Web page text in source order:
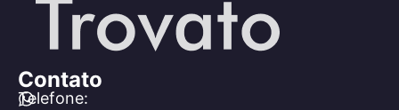
Contato
Telefone: